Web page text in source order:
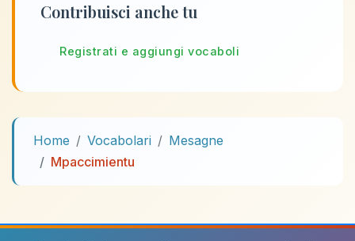
Contribuisci anche tu
Registrati e aggiungi vocaboli
Home Vocabolari
Mesagne
Mpaccimientu